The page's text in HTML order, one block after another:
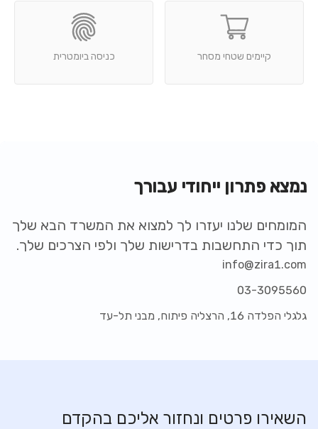
קיימים שטחי מסחר כניסה ביומטרית
נמצא פתרון ייחודי עבורך
המומחים שלנו יעזרו לך למצוא את המשרד הבא שלך
תוך כדי התחשבות בדרישות שלך ולפי הצרכים שלך.
info@zira1.com
03-3095560
גלגלי הפלדה 16, הרצליה פיתוח, מבני תל-עד
השאירו פרטים ונחזור אליכם בהקדם